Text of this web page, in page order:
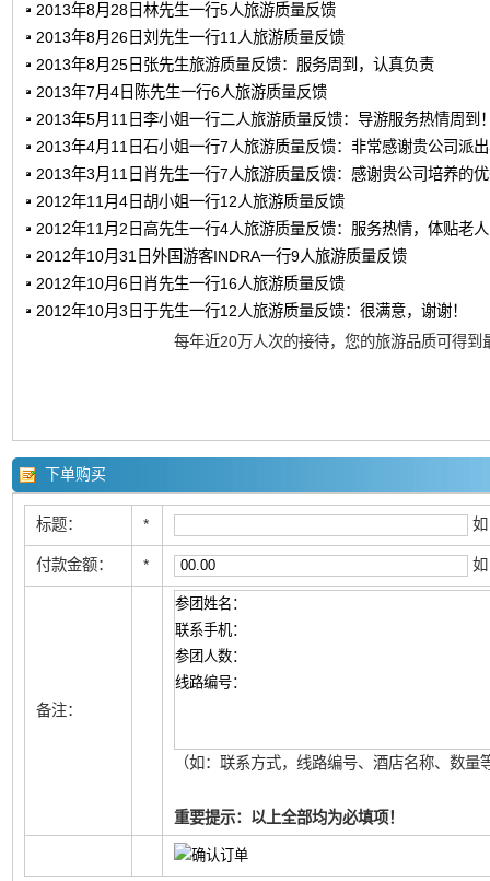
2013年8月28日林先生一行5人旅游质量反馈
2013年8月26日刘先生一行11人旅游质量反馈
2013年8月25日张先生旅游质量反馈：服务周到，认真负责
2013年7月4日陈先生一行6人旅游质量反馈
2013年5月11日李小姐一行二人旅游质量反馈：导游服务热情周到
2013年4月11日石小姐一行7人旅游质量反馈：非常感谢贵公司派
2013年3月11日肖先生一行7人旅游质量反馈：感谢贵公司培养的
2012年11月4日胡小姐一行12人旅游质量反馈
2012年11月2日高先生一行4人旅游质量反馈：服务热情，体贴老
2012年10月31日外国游客INDRA一行9人旅游质量反馈
2012年10月6日肖先生一行16人旅游质量反馈
2012年10月3日于先生一行12人旅游质量反馈：很满意，谢谢！
每年近20万人次的接待，您的旅游品质可得到
下单购买
标题： *
付款金额： *
备注：
（如：联系方式，线路编号、酒店名称、数量
重要提示：以上全部均为必填项！